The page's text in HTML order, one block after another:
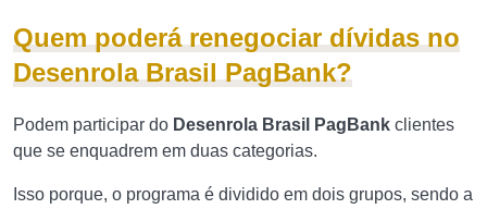
Quem poderá renegociar dívidas no
Desenrola Brasil PagBank?
Podem participar do Desenrola Brasil PagBank clientes
que se enquadrem em duas categorias.
Isso porque, o programa é dividido em dois grupos, sendo a